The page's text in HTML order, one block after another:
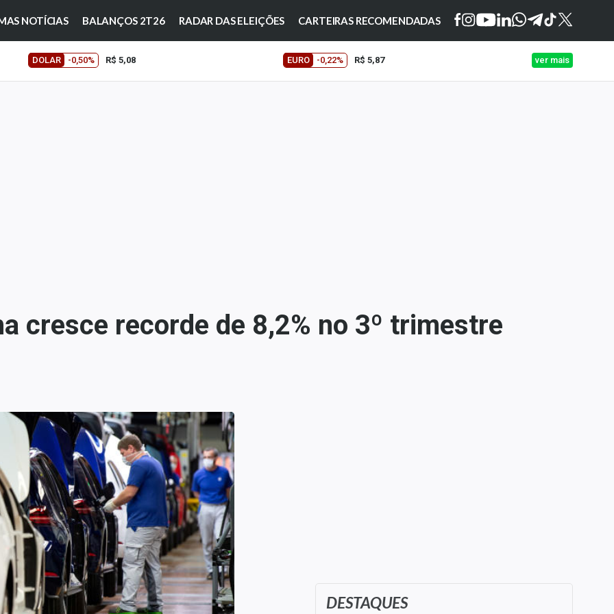
NOTÍCIAS BALANÇOS 2T26 RADAR DAS ELEIÇÕES CARTEIRAS RECOMENDADAS
DOLAR -0,50% R$ 5,08 EURO -0,22% R$ 5,87 ver mais
cresce recorde de 8,2% no 3º trimestre
DESTAQUES